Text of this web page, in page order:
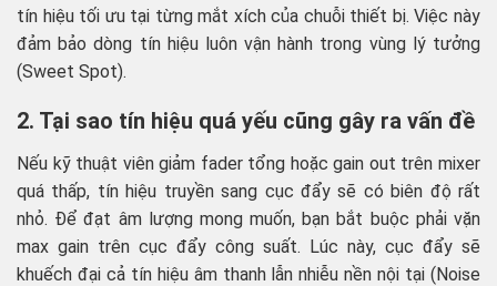
tín hiệu tối ưu tại từng mắt xích của chuỗi thiết bị. Việc này
đảm bảo dòng tín hiệu luôn vận hành trong vùng lý tưởng
(Sweet Spot).
2. Tại sao tín hiệu quá yếu cũng gây ra vấn đề
Nếu kỹ thuật viên giảm fader tổng hoặc gain out trên mixer
quá thấp, tín hiệu truyền sang cục đẩy sẽ có biên độ rất
nhỏ. Để đạt âm lượng mong muốn, bạn bắt buộc phải vặn
max gain trên cục đẩy công suất. Lúc này, cục đẩy sẽ
khuếch đại cả tín hiệu âm thanh lẫn nhiễu nền nội tại (Noise